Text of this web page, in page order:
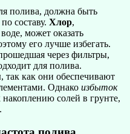
полива, должна быть
составу. Хлор,
может оказать
его лучше избегать.
через фильтры,
для полива.
так как они обеспечивают
Однако избыток
солей в грунте,